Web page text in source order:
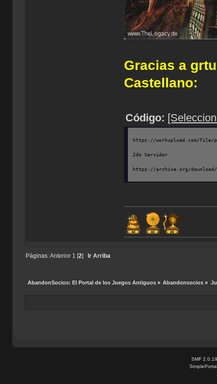
Gracias a
Castellano:
Código:
https://workupload.com/file/
2do Servidor
https://archive.org/download/
Páginas:Anterior 1 2] Ir Arriba
AbandonSocios: El Portal de los Juegos Antiguos» Abandonsocios »
SMF 2.0.19